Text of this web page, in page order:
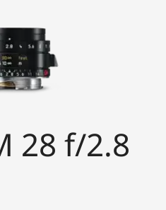
28 f/2.8